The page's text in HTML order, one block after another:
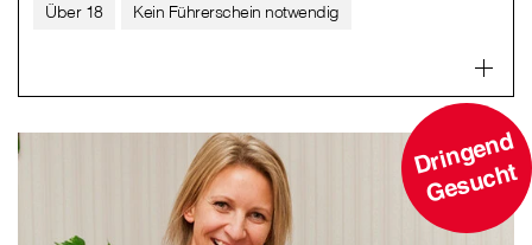
Über 18 Kein Führerschein notwendig
D
ri
n
g
e
n
d
G
e
s
u
c
ht